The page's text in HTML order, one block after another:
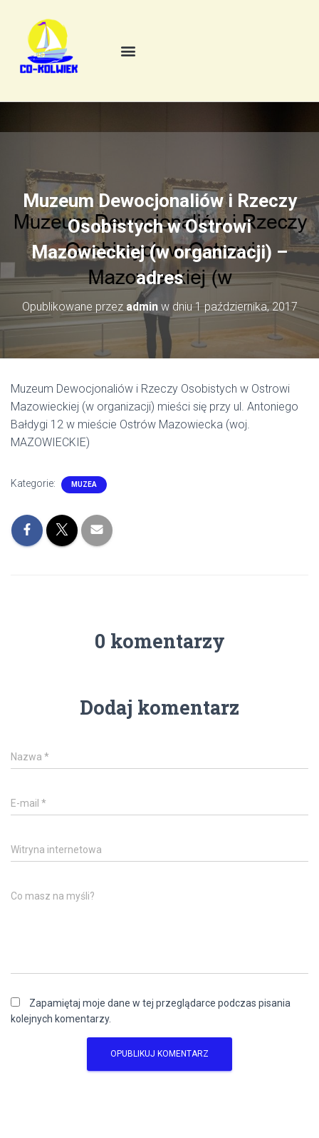
Muzeum Dewocjonaliów i Rzeczy
Osobistych w Ostrowi
Mazowieckiej (w organizacji) –
adres
Opublikowane przez adminw dniu1 października, 2017
Muzeum Dewocjonaliów i Rzeczy Osobistych w Ostrowi
Mazowieckiej (w organizacji) mieści się przy ul. Antoniego
Bałdygi 12 w mieście Ostrów Mazowiecka (woj.
MAZOWIECKIE)
Kategorie: MUZEA
0 komentarzy
Dodaj komentarz
Nazwa *
E-mail *
Witryna internetowa
Co masz na myśli?
Zapamiętaj moje dane w tej przeglądarce podczas pisania
kolejnych komentarzy.